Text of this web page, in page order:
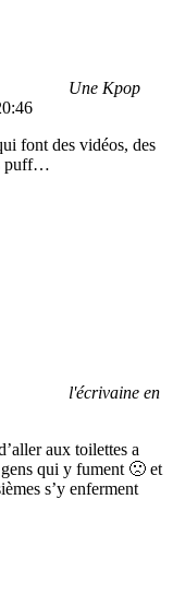
Une Kpop
font des vidéos, des
puff…
l'écrivaine en
aux toilettes a
qui y fument 🙁 et
s’y enferment